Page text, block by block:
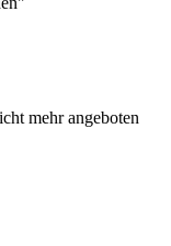
mehr angeboten